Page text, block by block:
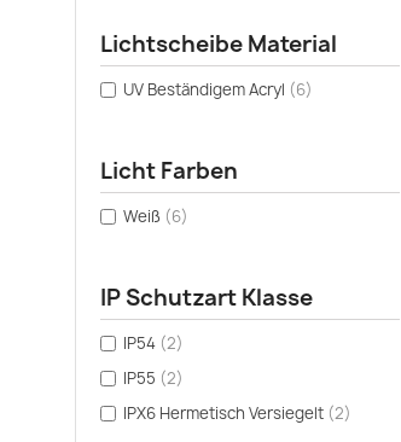
Lichtscheibe Material
UV Beständigem Acryl (6)
Licht Farben
Weiß (6)
IP Schutzart Klasse
IP54 (2)
IP55 (2)
IPX6 Hermetisch Versiegelt (2)